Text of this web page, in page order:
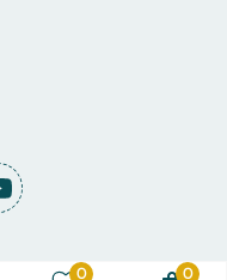
0 0